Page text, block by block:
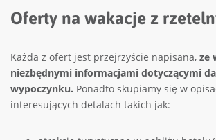
Oferty na wakacje z
Każda z ofert jest przejrzyście napisana, ze
niezbędnymi informacjami dotyczącymi
wypoczynku. Ponadto skupiamy się w
interesujących detalach takich jak: